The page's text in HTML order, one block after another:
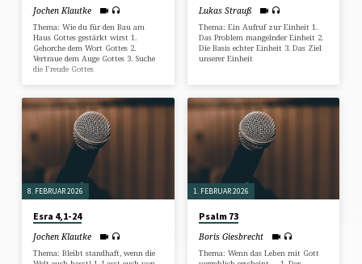
Jochen Klautke
Thema: Wie du für den Bau am
Haus Gottes gestärkt wirst 1.
Gehorche dem Wort Gottes 2.
Vertraue dem Auge Gottes 3. Suche
die Freude Gottes
Lukas Strauß
Thema: Ein Aufruf zur Einheit 1.
Das Problem mangelnder Einheit 2.
Die Basis echter Einheit 3. Das Ziel
unserer Einheit
8. FEBRUAR 2026
Esra 4,1-24
Jochen Klautke
Thema: Bleibt standhaft, wenn die
1. FEBRUAR 2026
Psalm 73
Boris Giesbrecht
Thema: Wenn das Leben mit Gott